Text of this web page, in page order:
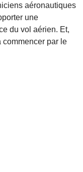
aéronautiques
une
du vol aérien. Et,
commencer par le